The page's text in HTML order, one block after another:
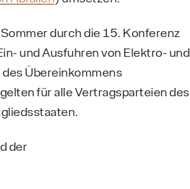
durch die 15. Konferenz
und Ausfuhren von Elektro- und
Übereinkommens
für alle Vertragsparteien des
der